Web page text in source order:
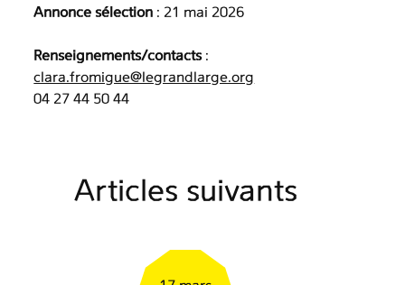
Annonce sélection : 21 mai 2026
Renseignements/contacts:
clara.fromigue@legrandlarge.org
04 27 44 50 44
Articles suivants